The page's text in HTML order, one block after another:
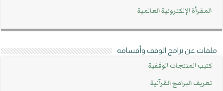
المقرأة الإلكترونية العالمية
ملفات عن برامج الوقف وأقسامه
كتيب المنتجات الوقفية
تعريف البرامج القرآنية